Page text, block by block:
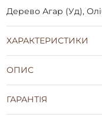
Дерево Агар (Уд),
ХАРАКТЕРИСТИКИ
ОПИС
ГАРАНТІЯ